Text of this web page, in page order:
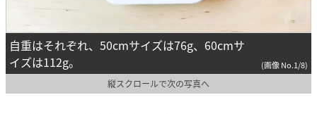
自重はそれぞれ、50cmサイズは76g、60cmサ
イズは112g。
(画像 No.1/8)
縦スクロールで次の写真へ